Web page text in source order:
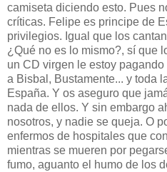
camiseta diciendo esto. Pues
críticas. Felipe es principe de
privilegios. Igual que los
¿Qué no es lo mismo?, sí que
un CD virgen le estoy
a Bisbal, Bustamente... y toda
España. Y os aseguro que
nada de ellos. Y sin embargo
nosotros, y nadie se queja. O
enfermos de hospitales que
mientras se mueren por
fumo, aguanto el humo de los